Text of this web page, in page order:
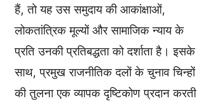
हैं, तो यह उस समुदाय की आकांक्षाओं,
लोकतांत्रिक मूल्यों और सामाजिक न्याय के
प्रति उनकी प्रतिबद्धता को दर्शाता है। इसके
साथ, प्रमुख राजनीतिक दलों के चुनाव चिन्हों
की तुलना एक व्यापक दृष्टिकोण प्रदान करती